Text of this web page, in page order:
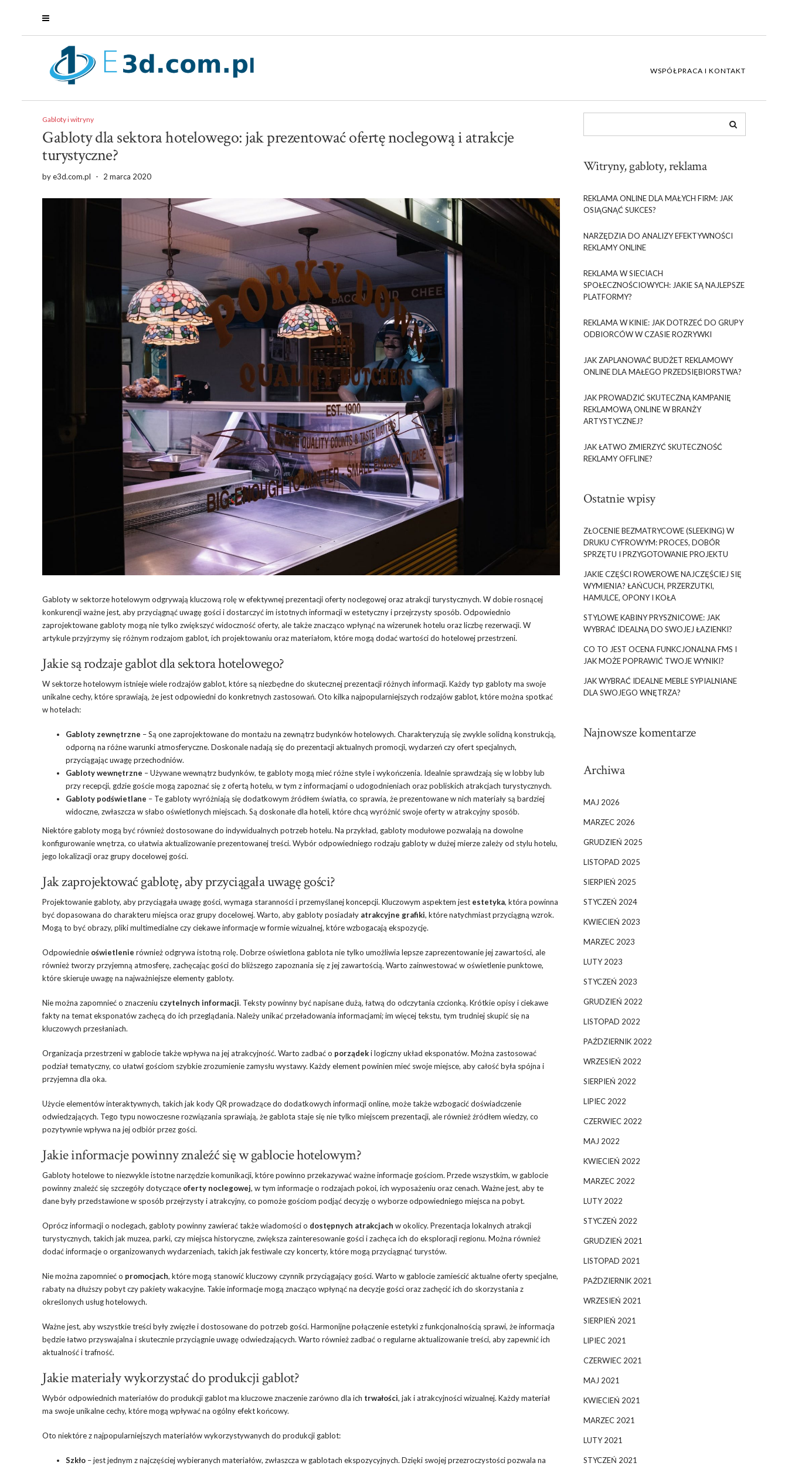
WSPÓŁPRACA I KONTAKT
Gabloty i witryny
Gabloty dla sektora hotelowego: jak prezentować ofertę noclegową i atrakcje
turystyczne?
bye3d.com.pl - 2 marca 2020
Gabloty w sektorze hotelowym odgrywają kluczową rolę w efektywnej prezentacji oferty noclegowej oraz atrakcji turystycznych. W dobie rosnącej
konkurencji ważne jest, aby przyciągnąć uwagę gości i dostarczyć im istotnych informacji w estetyczny i przejrzysty sposób. Odpowiednio
zaprojektowane gabloty mogą nie tylko zwiększyć widoczność oferty, ale także znacząco wpłynąć na wizerunek hotelu oraz liczbę rezerwacji. W
artykule przyjrzymy się różnym rodzajom gablot, ich projektowaniu oraz materiałom, które mogą dodać wartości do hotelowej przestrzeni.
Jakie są rodzaje gablot dla sektora hotelowego?
W sektorze hotelowym istnieje wiele rodzajów gablot, które są niezbędne do skutecznej prezentacji różnych informacji. Każdy typ gabloty ma swoje
unikalne cechy, które sprawiają, że jest odpowiedni do konkretnych zastosowań. Oto kilka najpopularniejszych rodzajów gablot, które można spotkać
w hotelach:
Gabloty zewnętrzne – Są one zaprojektowane do montażu na zewnątrz budynków hotelowych. Charakteryzują się zwykle solidną konstrukcją,
odporną na różne warunki atmosferyczne. Doskonale nadają się do prezentacji aktualnych promocji, wydarzeń czy ofert specjalnych,
przyciągając uwagę przechodniów.
Gabloty wewnętrzne – Używane wewnątrz budynków, te gabloty mogą mieć różne style i wykończenia. Idealnie sprawdzają się w lobby lub
przy recepcji, gdzie goście mogą zapoznać się z ofertą hotelu, w tym z informacjami o udogodnieniach oraz pobliskich atrakcjach turystycznych.
Gabloty podświetlane – Te gabloty wyróżniają się dodatkowym źródłem światła, co sprawia, że prezentowane w nich materiały są bardziej
widoczne, zwłaszcza w słabo oświetlonych miejscach. Są doskonałe dla hoteli, które chcą wyróżnić swoje oferty w atrakcyjny sposób.
Niektóre gabloty mogą być również dostosowane do indywidualnych potrzeb hotelu. Na przykład, gabloty modułowe pozwalają na dowolne
konfigurowanie wnętrza, co ułatwia aktualizowanie prezentowanej treści. Wybór odpowiedniego rodzaju gabloty w dużej mierze zależy od stylu hotelu,
jego lokalizacji oraz grupy docelowej gości.
Jak zaprojektować gablotę, aby przyciągała uwagę gości?
Projektowanie gabloty, aby przyciągała uwagę gości, wymaga staranności i przemyślanej koncepcji. Kluczowym aspektem jest estetyka, która powinna
być dopasowana do charakteru miejsca oraz grupy docelowej. Warto, aby gabloty posiadały atrakcyjne grafiki, które natychmiast przyciągną wzrok.
Mogą to być obrazy, pliki multimedialne czy ciekawe informacje w formie wizualnej, które wzbogacają ekspozycję.
Odpowiednie oświetlenie również odgrywa istotną rolę. Dobrze oświetlona gablota nie tylko umożliwia lepsze zaprezentowanie jej zawartości, ale
również tworzy przyjemną atmosferę, zachęcając gości do bliższego zapoznania się z jej zawartością. Warto zainwestować w oświetlenie punktowe,
które skieruje uwagę na najważniejsze elementy gabloty.
Nie można zapomnieć o znaczeniu czytelnych informacji. Teksty powinny być napisane dużą, łatwą do odczytania czcionką. Krótkie opisy i ciekawe
fakty na temat eksponatów zachęcą do ich przeglądania. Należy unikać przeładowania informacjami; im więcej tekstu, tym trudniej skupić się na
kluczowych przesłaniach.
Organizacja przestrzeni w gablocie także wpływa na jej atrakcyjność. Warto zadbać o porządeki logiczny układ eksponatów. Można zastosować
podział tematyczny, co ułatwi gościom szybkie zrozumienie zamysłu wystawy. Każdy element powinien mieć swoje miejsce, aby całość była spójna i
przyjemna dla oka.
Użycie elementów interaktywnych, takich jak kody QR prowadzące do dodatkowych informacji online, może także wzbogacić doświadczenie
odwiedzających. Tego typu nowoczesne rozwiązania sprawiają, że gablota staje się nie tylko miejscem prezentacji, ale również źródłem wiedzy, co
pozytywnie wpływa na jej odbiór przez gości.
Jakie informacje powinny znaleźć się w gablocie hotelowym?
Gabloty hotelowe to niezwykle istotne narzędzie komunikacji, które powinno przekazywać ważne informacje gościom. Przede wszystkim, w gablocie
powinny znaleźć się szczegóły dotyczące oferty noclegowej, w tym informacje o rodzajach pokoi, ich wyposażeniu oraz cenach. Ważne jest, aby te
dane były przedstawione w sposób przejrzysty i atrakcyjny, co pomoże gościom podjąć decyzję o wyborze odpowiedniego miejsca na pobyt.
Oprócz informacji o noclegach, gabloty powinny zawierać także wiadomości o dostępnych atrakcjach w okolicy. Prezentacja lokalnych atrakcji
turystycznych, takich jak muzea, parki, czy miejsca historyczne, zwiększa zainteresowanie gości i zachęca ich do eksploracji regionu. Można również
dodać informacje o organizowanych wydarzeniach, takich jak festiwale czy koncerty, które mogą przyciągnąć turystów.
Nie można zapomnieć o promocjach, które mogą stanowić kluczowy czynnik przyciągający gości. Warto w gablocie zamieścić aktualne oferty specjalne,
rabaty na dłuższy pobyt czy pakiety wakacyjne. Takie informacje mogą znacząco wpłynąć na decyzje gości oraz zachęcić ich do skorzystania z
określonych usług hotelowych.
Ważne jest, aby wszystkie treści były zwięzłe i dostosowane do potrzeb gości. Harmonijne połączenie estetyki z funkcjonalnością sprawi, że informacja
będzie łatwo przyswajalna i skutecznie przyciągnie uwagę odwiedzających. Warto również zadbać o regularne aktualizowanie treści, aby zapewnić ich
aktualność i trafność.
Jakie materiały wykorzystać do produkcji gablot?
Wybór odpowiednich materiałów do produkcji gablot ma kluczowe znaczenie zarówno dla ich trwałości, jak i atrakcyjności wizualnej. Każdy materiał
ma swoje unikalne cechy, które mogą wpływać na ogólny efekt końcowy.
Oto niektóre z najpopularniejszych materiałów wykorzystywanych do produkcji gablot:
Szkło – jest jednym z najczęściej wybieranych materiałów, zwłaszcza w gablotach ekspozycyjnych. Dzięki swojej przezroczystości pozwala na
Witryny, gabloty, reklama
REKLAMA ONLINE DLA MAŁYCH FIRM: JAK
OSIĄGNĄĆ SUKCES?
NARZĘDZIA DO ANALIZY EFEKTYWNOŚCI
REKLAMY ONLINE
REKLAMA W SIECIACH
SPOŁECZNOŚCIOWYCH: JAKIE SĄ NAJLEPSZE
PLATFORMY?
REKLAMA W KINIE: JAK DOTRZEĆ DO GRUPY
ODBIORCÓW W CZASIE ROZRYWKI
JAK ZAPLANOWAĆ BUDŻET REKLAMOWY
ONLINE DLA MAŁEGO PRZEDSIĘBIORSTWA?
JAK PROWADZIĆ SKUTECZNĄ KAMPANIĘ
REKLAMOWĄ ONLINE W BRANŻY
ARTYSTYCZNEJ?
JAK ŁATWO ZMIERZYĆ SKUTECZNOŚĆ
REKLAMY OFFLINE?
Ostatnie wpisy
ZŁOCENIE BEZMATRYCOWE (SLEEKING) W
DRUKU CYFROWYM: PROCES, DOBÓR
SPRZĘTU I PRZYGOTOWANIE PROJEKTU
JAKIE CZĘŚCI ROWEROWE NAJCZĘŚCIEJ SIĘ
WYMIENIA? ŁAŃCUCH, PRZERZUTKI,
HAMULCE, OPONY I KOŁA
STYLOWE KABINY PRYSZNICOWE: JAK
WYBRAĆ IDEALNĄ DO SWOJEJ ŁAZIENKI?
CO TO JEST OCENA FUNKCJONALNA FMS I
JAK MOŻE POPRAWIĆ TWOJE WYNIKI?
JAK WYBRAĆ IDEALNE MEBLE SYPIALNIANE
DLA SWOJEGO WNĘTRZA?
Najnowsze komentarze
Archiwa
MAJ 2026
MARZEC 2026
GRUDZIEŃ 2025
LISTOPAD 2025
SIERPIEŃ 2025
STYCZEŃ 2024
KWIECIEŃ 2023
MARZEC 2023
LUTY 2023
STYCZEŃ 2023
GRUDZIEŃ 2022
LISTOPAD 2022
PAŹDZIERNIK 2022
WRZESIEŃ 2022
SIERPIEŃ 2022
LIPIEC 2022
CZERWIEC 2022
MAJ 2022
KWIECIEŃ 2022
MARZEC 2022
LUTY 2022
STYCZEŃ 2022
GRUDZIEŃ 2021
LISTOPAD 2021
PAŹDZIERNIK 2021
WRZESIEŃ 2021
SIERPIEŃ 2021
LIPIEC 2021
CZERWIEC 2021
MAJ 2021
KWIECIEŃ 2021
MARZEC 2021
LUTY 2021
STYCZEŃ 2021